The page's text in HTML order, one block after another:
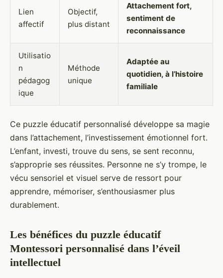
Lien
affectif
Objectif,
plus distant
Attachement fort,
sentiment de
reconnaissance
Utilisatio
n
pédagog
ique
Méthode
unique
Adaptée au
quotidien, à l’histoire
familiale
Ce puzzle éducatif personnalisé développe sa magie
dans l’attachement, l’investissement émotionnel fort.
L’enfant, investi, trouve du sens, se sent reconnu,
s’approprie ses réussites. Personne ne s’y trompe, le
vécu sensoriel et visuel serve de ressort pour
apprendre, mémoriser, s’enthousiasmer plus
durablement.
Les bénéfices du puzzle éducatif
Montessori personnalisé dans l’éveil
intellectuel